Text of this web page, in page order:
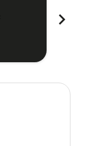
chevron_right